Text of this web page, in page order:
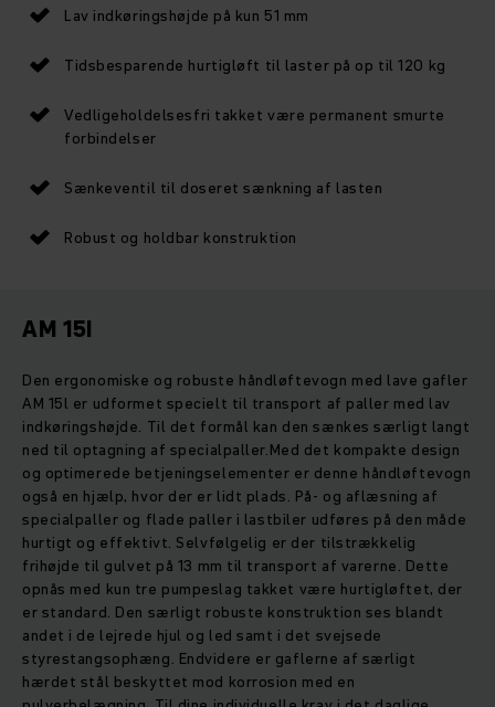
Lav indkøringshøjde på kun 51 mm
Tidsbesparende hurtigløft til laster på op til 120 kg
Vedligeholdelsesfri takket være permanent smurte
forbindelser
Sænkeventil til doseret sænkning af lasten
Robust og holdbar konstruktion
AM 15I
Den ergonomiske og robuste håndløftevogn med lave gafler
AM 15l er udformet specielt til transport af paller med lav
indkøringshøjde. Til det formål kan den sænkes særligt langt
ned til optagning af specialpaller.Med det kompakte design
og optimerede betjeningselementer er denne håndløftevogn
også en hjælp, hvor der er lidt plads. På- og aflæsning af
specialpaller og flade paller i lastbiler udføres på den måde
hurtigt og effektivt. Selvfølgelig er der tilstrækkelig
frihøjde til gulvet på 13 mm til transport af varerne. Dette
opnås med kun tre pumpeslag takket være hurtigløftet, der
er standard. Den særligt robuste konstruktion ses blandt
andet i de lejrede hjul og led samt i det svejsede
styrestangsophæng. Endvidere er gaflerne af særligt
hærdet stål beskyttet mod korrosion med en